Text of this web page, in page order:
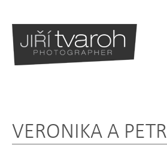
VERONIKA A PETR